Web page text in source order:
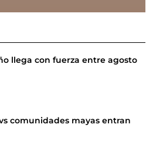
llega con fuerza entre agosto
comunidades mayas entran